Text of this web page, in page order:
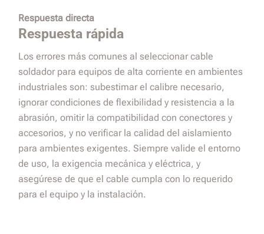
Respuesta directa
Respuesta rápida
Los errores más comunes al seleccionar cable
soldador para equipos de alta corriente en ambientes
industriales son: subestimar el calibre necesario,
ignorar condiciones de flexibilidad y resistencia a la
abrasión, omitir la compatibilidad con conectores y
accesorios, y no verificar la calidad del aislamiento
para ambientes exigentes. Siempre valide el entorno
de uso, la exigencia mecánica y eléctrica, y
asegúrese de que el cable cumpla con lo requerido
para el equipo y la instalación.